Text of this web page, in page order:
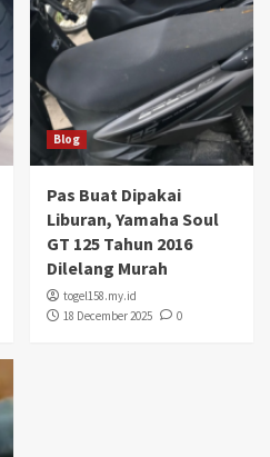
Blog
Pas Buat Dipakai
Liburan, Yamaha Soul
GT 125 Tahun 2016
Dilelang Murah
togel158.my.id
18 December 2025
0